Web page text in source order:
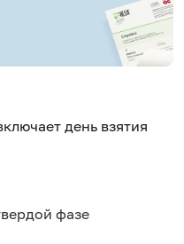
день взятия
фазе